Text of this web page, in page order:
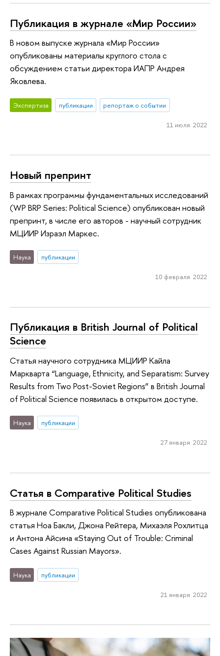
Публикация в журнале «Мир России»
В новом выпуске журнала «Мир России»
опубликованы материалы круглого стола с
обсуждением статьи директора ИАПР Андрея
Яковлева.
Экспертиза публикации репортаж о событии
11 июля 2022
Новый препринт
В рамках программы фундаментальных исследований
(WP BRP Series: Political Science) опубликован новый
препринт, в числе его авторов - научный сотрудник
МЦИИР Израэл Маркес.
Наука публикации
10 февраля 2022
Публикация в British Journal of Political
Science
Статья научного сотрудника МЦИИР Кайла
Маркварта “Language, Ethnicity, and Separatism: Survey
Results from Two Post-Soviet Regions” в British Journal
of Political Science появилась в открытом доступе.
Наука публикации
27 января 2022
Статья в Comparative Political Studies
В журнале Comparative Political Studies опубликована
статья Ноа Бакли, Джона Рейтера, Михаэля Рохлитца
и Антона Айсина «Staying Out of Trouble: Criminal
Cases Against Russian Mayors».
Наука публикации
21 января 2022